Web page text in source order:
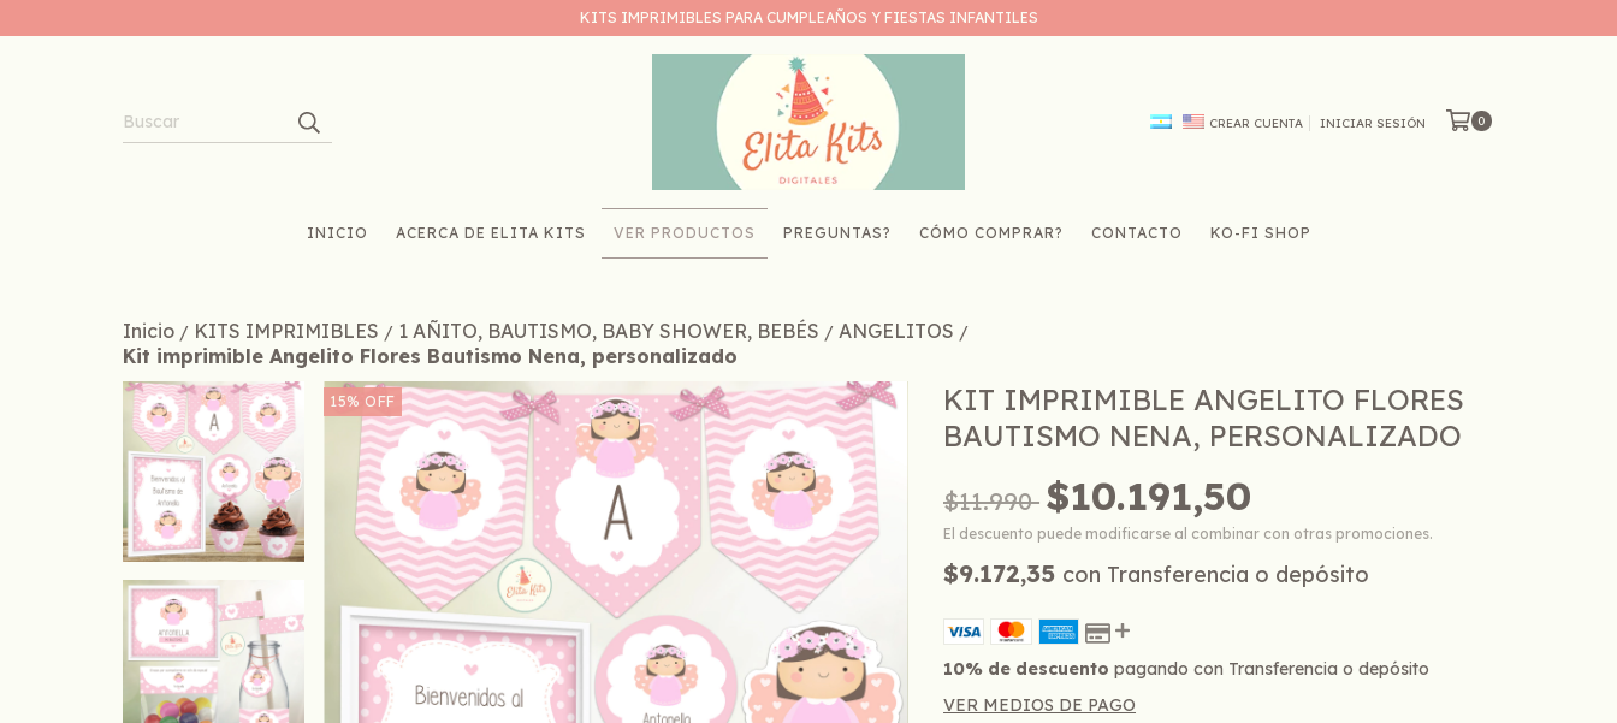
KITS IMPRIMIBLES PARA CUMPLEAÑOS Y FIESTAS INFANTILES
CREAR CUENTA INICIAR SESIÓN 0
INICIO ACERCA DE ELITA KITS VER PRODUCTOS PREGUNTAS? CÓMO COMPRAR? CONTACTO KO-FI SHOP
Inicio / KITS IMPRIMIBLES / 1 AÑITO, BAUTISMO, BABY SHOWER, BEBÉS / ANGELITOS /
Kit imprimible Angelito Flores Bautismo Nena, personalizado
15% OFF
KIT IMPRIMIBLE ANGELITO FLORES
BAUTISMO NENA, PERSONALIZADO
$11.990 $10.191,50
El descuento puede modificarse al combinar con otras promociones.
$9.172,35 con Transferencia o depósito
10% de descuento pagando con Transferencia o depósito
VER MEDIOS DE PAGO